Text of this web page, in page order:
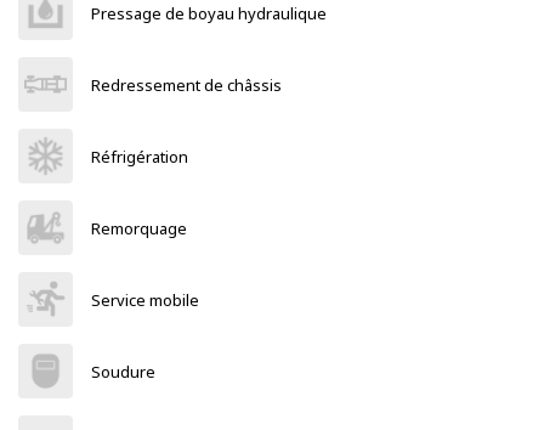
Pressage de boyau hydraulique
Redressement de châssis
Réfrigération
Remorquage
Service mobile
Soudure